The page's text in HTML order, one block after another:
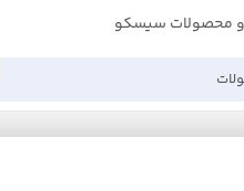
محصولات سیسکو